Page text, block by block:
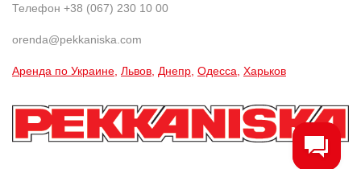
Телефон +38 (067) 230 10 00
orenda@pekkaniska.com
Аренда по Украине Львов Днепр Одесса Харьков